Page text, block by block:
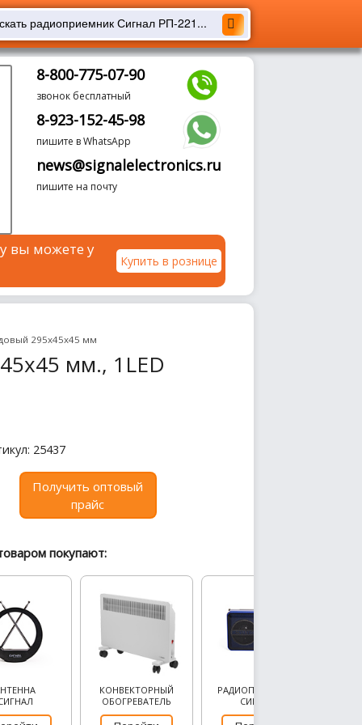
8-800-775-07-90
звонок бесплатный
8-923-152-45-98
пишите в WhatsApp
news@signalelectronics.ru
пишите на почту
вы можете у
Купить в рознице
295х45х45 мм
мм., 1LED
25437
Получить оптовый
прайс
покупают:
КОНВЕКТОРНЫЙ
ОБОГРЕВАТЕЛЬ
РАДИОПРИЕМНИК
СИГНАЛ